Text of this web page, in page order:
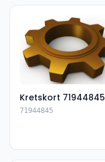
Kretskort 71944845
71944845